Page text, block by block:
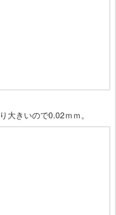
大きいので0.02ｍｍ。